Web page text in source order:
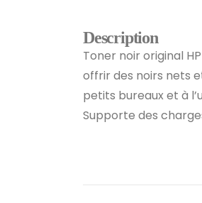
Description
Toner noir original
offrir des noirs nets
petits bureaux et à
Supporte des